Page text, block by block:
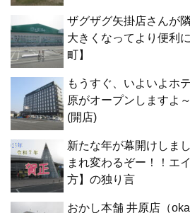
ザグザグ矢掛店さんが
大きくなってより便利
町】
もうすぐ、いよいよホ
原がオープンしますよ
(開店)
新たな年が幕開けしま
まれ変わるぞー！！エ
方】の独り言
おかし本舗 井原店（